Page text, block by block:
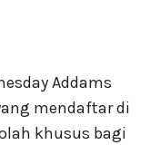
Addams
mendaftar di
khusus bagi